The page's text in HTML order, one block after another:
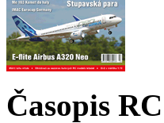
Časopis